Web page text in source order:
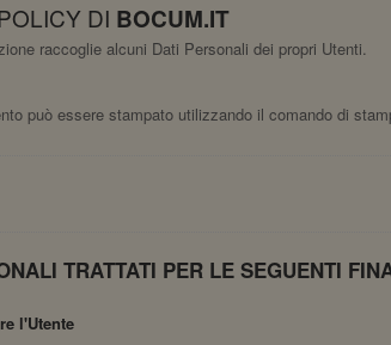
DI BOCUM.IT
raccoglie alcuni Dati Personali dei propri Utenti.
può essere stampato utilizzando il comando di
TRATTATI PER LE SEGUENTI
l'Utente